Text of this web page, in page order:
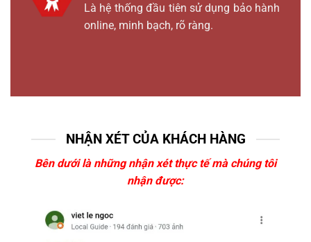
Là hệ thống đầu tiên sử dụng bảo hành
online, minh bạch, rõ ràng.
NHẬN XÉT CỦA KHÁCH HÀNG
Bên dưới là những nhận xét thực tế mà chúng tôi
nhận được: